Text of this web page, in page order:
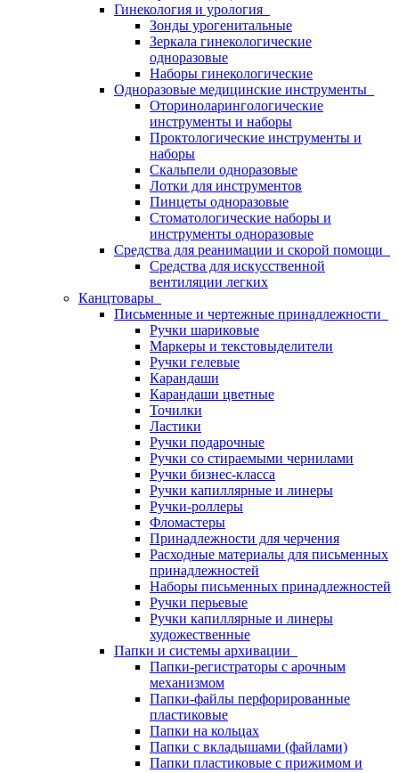
Гинекология и урология
Зонды урогенитальные
Зеркала гинекологические
одноразовые
Наборы гинекологические
Одноразовые медицинские инструменты
Оториноларингологические
инструменты и наборы
Проктологические инструменты и
наборы
Скальпели одноразовые
Лотки для инструментов
Пинцеты одноразовые
Стоматологические наборы и
инструменты одноразовые
Средства для реанимации и скорой помощи
Средства для искусственной
вентиляции легких
Канцтовары
Письменные и чертежные принадлежности
Ручки шариковые
Маркеры и текстовыделители
Ручки гелевые
Карандаши
Карандаши цветные
Точилки
Ластики
Ручки подарочные
Ручки со стираемыми чернилами
Ручки бизнес-класса
Ручки капиллярные и линеры
Ручки-роллеры
Фломастеры
Принадлежности для черчения
Расходные материалы для письменных
принадлежностей
Наборы письменных принадлежностей
Ручки перьевые
Ручки капиллярные и линеры
художественные
Папки и системы архивации
Папки-регистраторы с арочным
механизмом
Папки-файлы перфорированные
пластиковые
Папки на кольцах
Папки с вкладышами (файлами)
Папки пластиковые с прижимом и